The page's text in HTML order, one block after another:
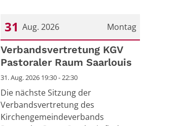
Montag
31 Aug. 2026
Datum: 31. August 2026
Verbandsvertretung KGV
Pastoraler Raum Saarlouis
31. Aug. 2026 19:30 - 22:30
Die nächste Sitzung der
Verbandsvertretung des
Kirchengemeindeverbands